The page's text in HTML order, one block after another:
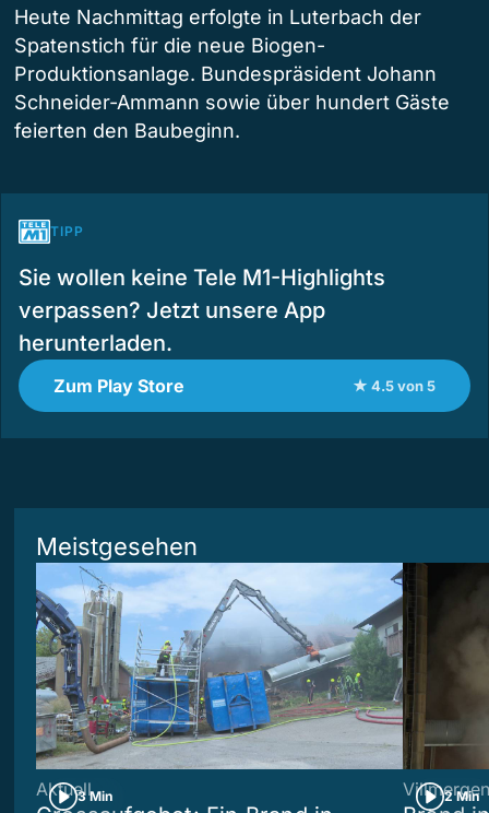
Heute Nachmittag erfolgte in Luterbach der
Spatenstich für die neue Biogen-
Produktionsanlage. Bundespräsident Johann
Schneider-Ammann sowie über hundert Gäste
feierten den Baubeginn.
TIPP
Sie wollen keine Tele M1-Highlights
verpassen? Jetzt unsere App
herunterladen.
Zum Play Store ★ 4.5 von 5
Meistgesehen
3 Min
Aktuell 2 Min
Villmergen